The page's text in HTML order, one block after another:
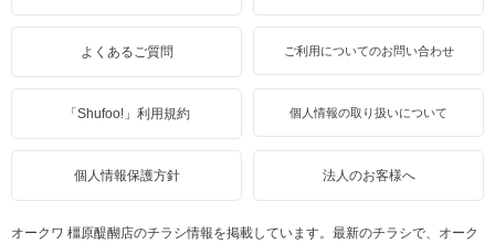
よくあるご質問 ご利用についてのお問い合わせ
「Shufoo!」利用規約 個人情報の取り扱いについて
個人情報保護方針 法人のお客様へ
オークワ 橿原醍醐店のチラシ情報を掲載しています。最新のチラシで、オーク